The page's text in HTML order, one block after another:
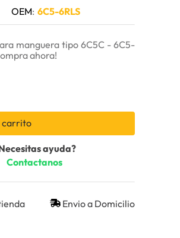
OEM: 6C5-6RLS
manguera tipo 6C5C - 6C5-
ahora!
carrito
ayuda?
Contactanos
Envio a Domicilio